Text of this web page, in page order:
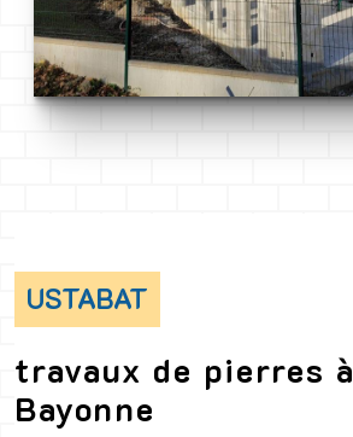
USTABAT
travaux de pierres à
Bayonne